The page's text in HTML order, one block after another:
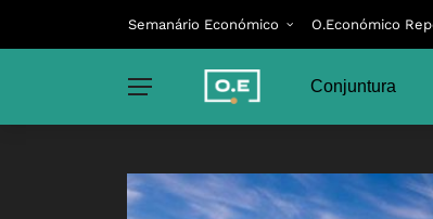
Semanário Económico O.Económico
Conjuntura